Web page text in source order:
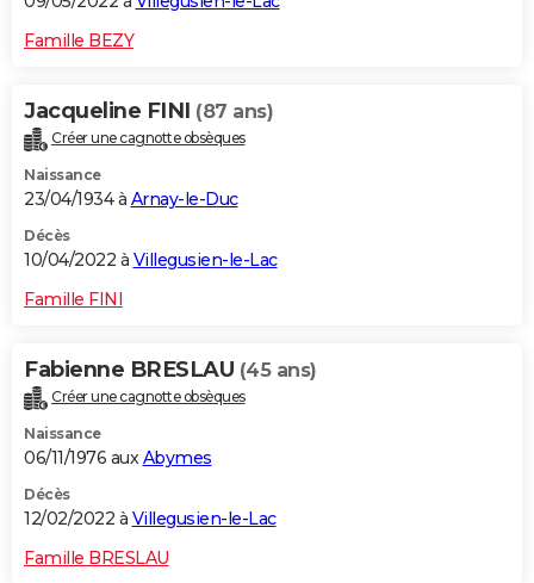
Famille BEZY
Jacqueline FINI (87 ans)
Créer une cagnotte obsèques
Naissance
23/04/1934 à Arnay-le-Duc
Décès
10/04/2022 à Villegusien-le-Lac
Famille FINI
Fabienne BRESLAU (45 ans)
Créer une cagnotte obsèques
Naissance
06/11/1976 auxAbymes
Décès
12/02/2022 à Villegusien-le-Lac
Famille BRESLAU